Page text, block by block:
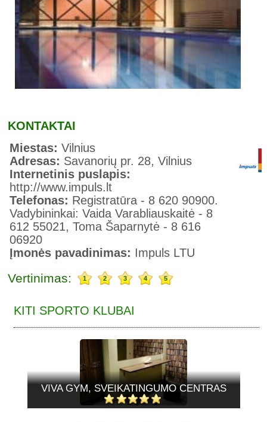
KONTAKTAI
Miestas:Vilnius
Adresas: Savanorių pr. 28, Vilnius
Internetinis puslapis:
http://www.impuls.lt
Telefonas: Registratūra - 8 620 90900.
Vadybininkai: Vaida Varabliauskaitė - 8
612 55021, Toma Šaparnytė - 8 616
06920
Įmonės pavadinimas: Impuls LTU
Vertinimas: 1 2 3 4 5
KITI SPORTO KLUBAI
VIVA GYM, SVEIKATINGUMO CENTRAS